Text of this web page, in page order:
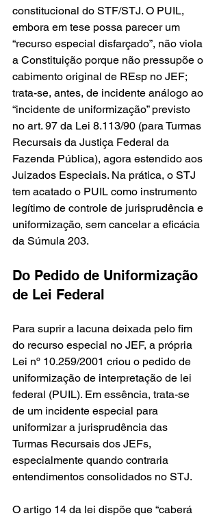
constitucional do STF/STJ. O PUIL,
embora em tese possa parecer um
“recurso especial disfarçado”, não viola
a Constituição porque não pressupõe o
cabimento original de REsp no JEF;
trata-se, antes, de incidente análogo ao
“incidente de uniformização” previsto
no art. 97 da Lei 8.113/90 (para Turmas
Recursais da Justiça Federal da
Fazenda Pública), agora estendido aos
Juizados Especiais. Na prática, o STJ
tem acatado o PUIL como instrumento
legítimo de controle de jurisprudência e
uniformização, sem cancelar a eficácia
da Súmula 203.
Do Pedido de Uniformização
de Lei Federal
Para suprir a lacuna deixada pelo fim
do recurso especial no JEF, a própria
Lei nº 10.259/2001 criou o pedido de
uniformização de interpretação de lei
federal (PUIL). Em essência, trata-se
de um incidente especial para
uniformizar a jurisprudência das
Turmas Recursais dos JEFs,
especialmente quando contraria
entendimentos consolidados no STJ.
O artigo 14 da lei dispõe que “caberá